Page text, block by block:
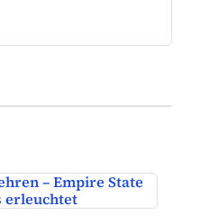
– Empire State
erleuchtet